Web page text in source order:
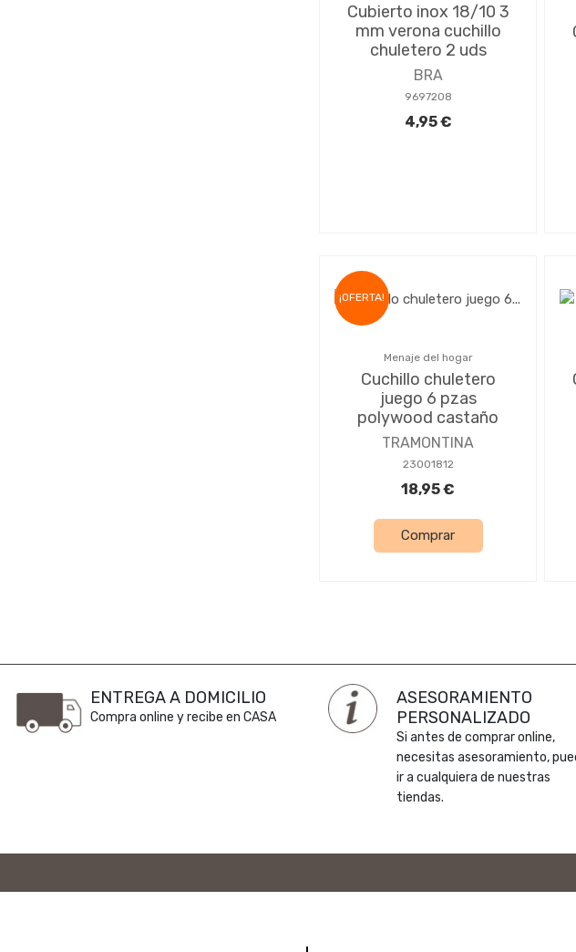
Cubierto inox 18/10 3
mm verona cuchillo
chuletero 2 uds
BRA
9697208
4,95 €
¡OFERTA!
Menaje del hogar
Cuchillo chuletero
juego 6 pzas
polywood castaño
TRAMONTINA
23001812
18,95 €
Comprar
ENTREGA A DOMICILIO
Compra online y recibe en CASA
ASESORAMIENTO
PERSONALIZADO
Si antes de comprar online,
necesitas asesoramiento,
ir a cualquiera de nuestras
tiendas.